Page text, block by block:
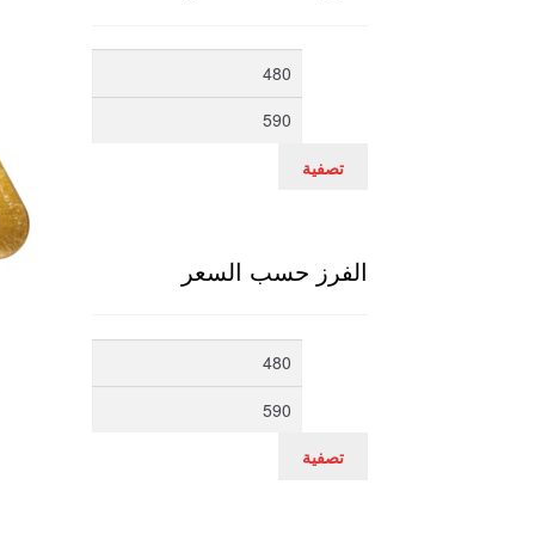
أدنى
تصفية
الفرز حسب السعر
أدنى
تصفية